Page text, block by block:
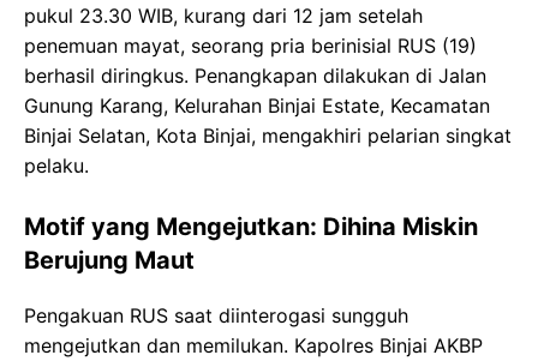
pukul 23.30 WIB, kurang dari 12 jam setelah
penemuan mayat, seorang pria berinisial RUS (19)
berhasil diringkus. Penangkapan dilakukan di Jalan
Gunung Karang, Kelurahan Binjai Estate, Kecamatan
Binjai Selatan, Kota Binjai, mengakhiri pelarian singkat
pelaku.
Motif yang Mengejutkan: Dihina Miskin
Berujung Maut
Pengakuan RUS saat diinterogasi sungguh
mengejutkan dan memilukan. Kapolres Binjai AKBP